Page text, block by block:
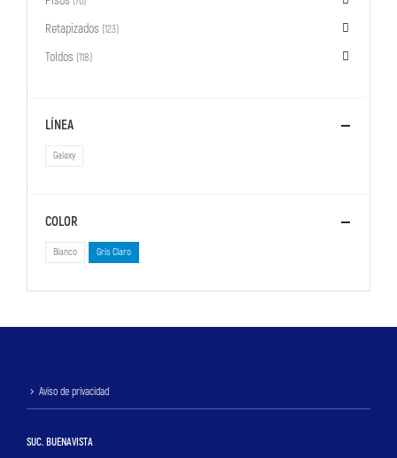
Retapizados (123)
Toldos (118)
LÍNEA
Galaxy
COLOR
Blanco Gris Claro
Aviso de privacidad
SUC. BUENAVISTA